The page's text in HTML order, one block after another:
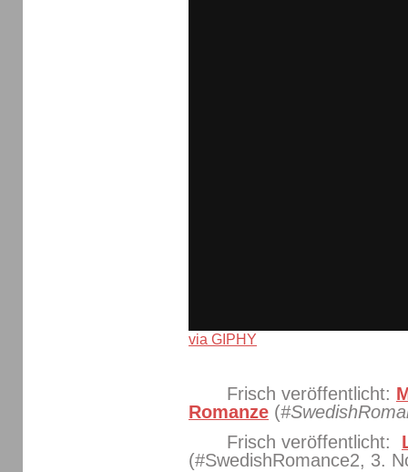
via GIPHY
Frisch veröffentlicht:
Romanze (
Frisch veröffentlicht:
(#SwedishRomance2, 3.